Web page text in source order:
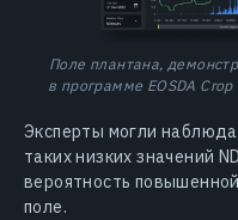
Поле плантана,
в программе EOSDA
Эксперты могли
таких низких значений
вероятность
поле.